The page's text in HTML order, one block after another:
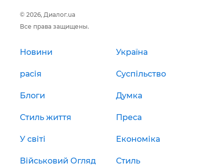
© 2026, Диалог.ua
Все права защищены.
Новини Україна
расія Суспільство
Блоги Думка
Стиль життя Преса
У світі Економіка
Військовий Огляд Стиль